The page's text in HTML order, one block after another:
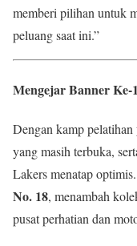
memberi pilihan untuk
peluang saat ini.”
Mengejar Banner Ke-
Dengan kamp
yang masih terbuka,
Lakers menatap
No. 18, menambah
pusat perhatian dan